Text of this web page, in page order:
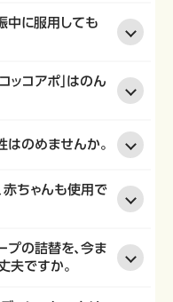
中に服用しても
ッコアポ」はのん
はのめませんか。
赤ちゃんも使用で
プの詰替を、今ま
夫ですか。